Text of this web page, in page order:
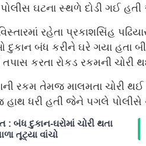
ઘટના સ્થળે દોડી ગઈ હતી
રહેતા પ્રકાશસિંહ
દુકાન બંધ કરીને ઘરે ગયા હતા
કરતા રોકડ રકમની ચોરી
રકમ તેમજ માલમતા ચોરી
હાથ ધરી હતી જેને પગલે
બંધ દુકાન-ઘરોમાં ચોરી થતા
તૂટ્યા વાંચો